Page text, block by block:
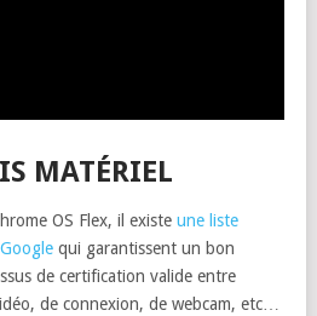
MATÉRIEL
OS Flex, il existe une liste
qui garantissent un bon
de certification valide entre
de connexion, de webcam, etc…